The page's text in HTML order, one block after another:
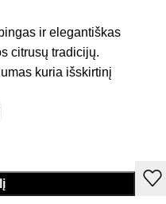
ir elegantiškas
citrusų tradicijų.
kuria išskirtinį